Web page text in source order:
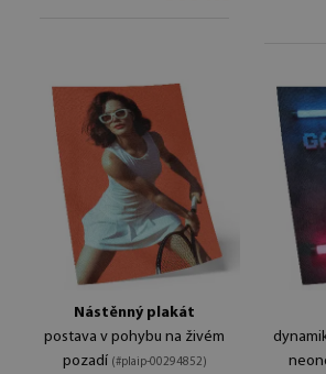
Nástěnný plakát
postava v pohybu na živém
pozadí (#plaip-00294852)